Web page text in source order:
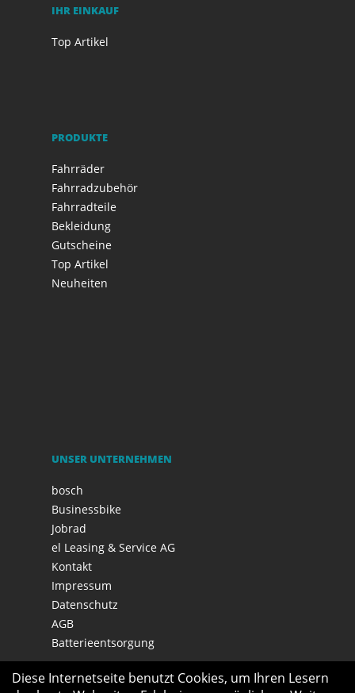
IHR EINKAUF
Top Artikel
PRODUKTE
Fahrräder
Fahrradzubehör
Fahrradteile
Bekleidung
Gutscheine
Top Artikel
Neuheiten
UNSER UNTERNEHMEN
bosch
Businessbike
Jobrad
el Leasing & Service AG
Kontakt
Impressum
Datenschutz
AGB
Batterieentsorgung
Diese Internetseite benutzt Cookies, um Ihren Lesern